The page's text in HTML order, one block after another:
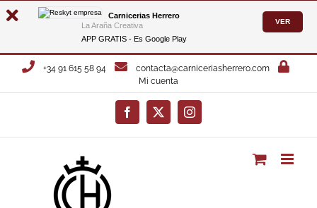
Carnicerias Herrero
La Araña Creativa
APP GRATIS - Es Google Play
VER
Saltar
+34 91 615 58 94
contacta@carniceriasherrero.com
Mi cuenta
Facebook
X Instagram